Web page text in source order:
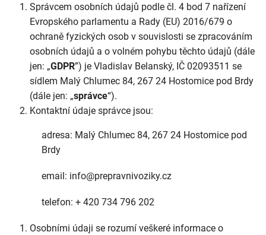
Správcem osobních údajů podle čl. 4 bod 7 nařízení
Evropského parlamentu a Rady (EU) 2016/679 o
ochraně fyzických osob v souvislosti se zpracováním
osobních údajů a o volném pohybu těchto údajů (dále
jen: „GDPR”) je Vladislav Belanský, IČ 02093511 se
sídlem Malý Chlumec 84, 267 24 Hostomice pod Brdy
(dále jen: „správce“).
Kontaktní údaje správce jsou:
adresa: Malý Chlumec 84, 267 24 Hostomice pod
Brdy
email: info@prepravnivoziky.cz
telefon: + 420 734 796 202
Osobními údaji se rozumí veškeré informace o